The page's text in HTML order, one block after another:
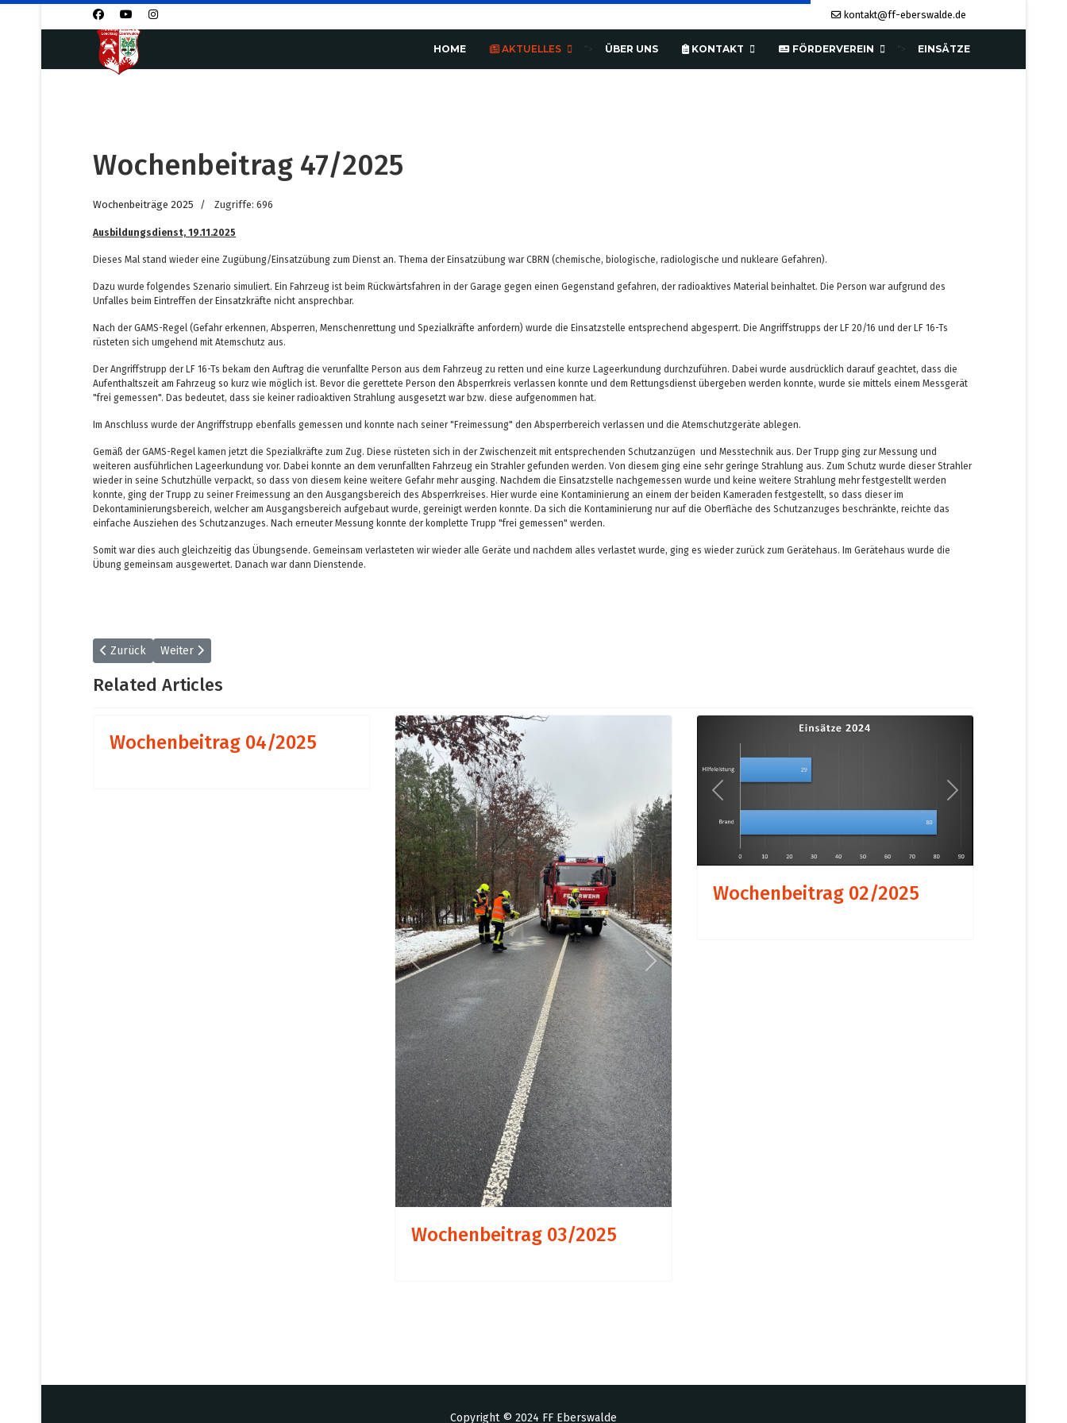
kontakt@ff-eberswalde.de
HOME AKTUELLES "> ÜBER UNS KONTAKT FÖRDERVEREIN "> EINSÄTZE
Wochenbeitrag 47/2025
Wochenbeiträge 2025 Zugriffe: 696
Ausbildungsdienst, 19.11.2025
Dieses Mal stand wieder eine Zugübung/Einsatzübung zum Dienst an. Thema der Einsatzübung war CBRN (chemische, biologische, radiologische und nukleare Gefahren).
Dazu wurde folgendes Szenario simuliert. Ein Fahrzeug ist beim Rückwärtsfahren in der Garage gegen einen Gegenstand gefahren, der radioaktives Material beinhaltet. Die Person war aufgrund des
Unfalles beim Eintreffen der Einsatzkräfte nicht ansprechbar.
Nach der GAMS-Regel (Gefahr erkennen, Absperren, Menschenrettung und Spezialkräfte anfordern) wurde die Einsatzstelle entsprechend abgesperrt. Die Angriffstrupps der LF 20/16 und der LF 16-Ts
rüsteten sich umgehend mit Atemschutz aus.
Der Angriffstrupp der LF 16-Ts bekam den Auftrag die verunfallte Person aus dem Fahrzeug zu retten und eine kurze Lageerkundung durchzuführen. Dabei wurde ausdrücklich darauf geachtet, dass die
Aufenthaltszeit am Fahrzeug so kurz wie möglich ist. Bevor die gerettete Person den Absperrkreis verlassen konnte und dem Rettungsdienst übergeben werden konnte, wurde sie mittels einem Messgerät
"frei gemessen". Das bedeutet, dass sie keiner radioaktiven Strahlung ausgesetzt war bzw. diese aufgenommen hat.
Im Anschluss wurde der Angriffstrupp ebenfalls gemessen und konnte nach seiner "Freimessung" den Absperrbereich verlassen und die Atemschutzgeräte ablegen.
Gemäß der GAMS-Regel kamen jetzt die Spezialkräfte zum Zug. Diese rüsteten sich in der Zwischenzeit mit entsprechenden Schutzanzügen und Messtechnik aus. Der Trupp ging zur Messung und
weiteren ausführlichen Lageerkundung vor. Dabei konnte an dem verunfallten Fahrzeug ein Strahler gefunden werden. Von diesem ging eine sehr geringe Strahlung aus. Zum Schutz wurde dieser Strahler
wieder in seine Schutzhülle verpackt, so dass von diesem keine weitere Gefahr mehr ausging. Nachdem die Einsatzstelle nachgemessen wurde und keine weitere Strahlung mehr festgestellt werden
konnte, ging der Trupp zu seiner Freimessung an den Ausgangsbereich des Absperrkreises. Hier wurde eine Kontaminierung an einem der beiden Kameraden festgestellt, so dass dieser im
Dekontaminierungsbereich, welcher am Ausgangsbereich aufgebaut wurde, gereinigt werden konnte. Da sich die Kontaminierung nur auf die Oberfläche des Schutzanzuges beschränkte, reichte das
einfache Ausziehen des Schutzanzuges. Nach erneuter Messung konnte der komplette Trupp "frei gemessen" werden.
Somit war dies auch gleichzeitig das Übungsende. Gemeinsam verlasteten wir wieder alle Geräte und nachdem alles verlastet wurde, ging es wieder zurück zum Gerätehaus. Im Gerätehaus wurde die
Übung gemeinsam ausgewertet. Danach war dann Dienstende.
Vorheriger Beitrag: Wochenbeitrag 48/2025
Zurück Nächster Beitrag: Wochenbeitrag 46/2025
Weiter
Related Articles
Wochenbeitrag 04/2025
Previous Next
Wochenbeitrag 03/2025
Previous Next
Wochenbeitrag 02/2025
Copyright © 2024 FF Eberswalde